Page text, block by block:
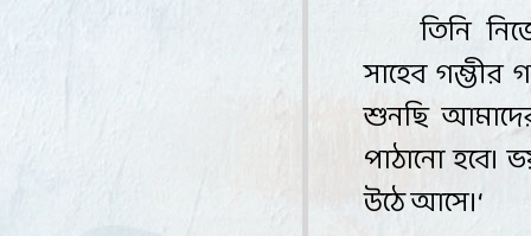
তিনি
সাহেব গম্ভীর
শুনছি
পাঠানো হবে।
উঠে আসে।‘